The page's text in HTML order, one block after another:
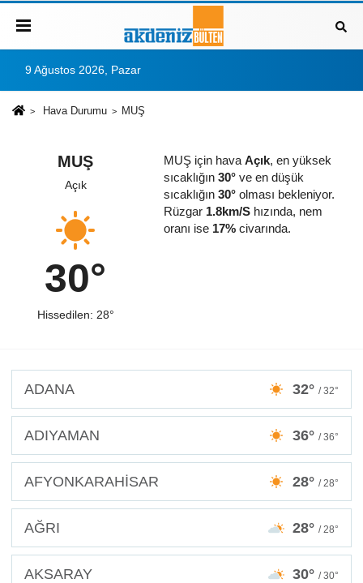
9 Ağustos 2026, Pazar
Hava Durumu MUŞ
MUŞ
Açık
30°
Hissedilen: 28°
MUŞ için hava Açık, en yüksek
sıcaklığın 30°ve en düşük
sıcaklığın 30°olması bekleniyor.
Rüzgar 1.8km/Shızında, nem
oranı ise 17%civarında.
ADANA 32° / 32°
ADIYAMAN 36° / 36°
AFYONKARAHİSAR 28° / 28°
AĞRI 28° / 28°
AKSARAY 30° / 30°